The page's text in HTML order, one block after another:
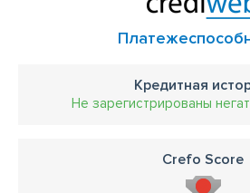
Кредитная
Не зарегистрированы
Crefo Score